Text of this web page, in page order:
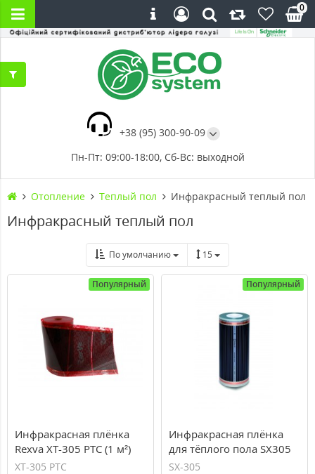
+38 (95) 300-90-09
Пн-Пт: 09:00-18:00, Сб-Вс: выходной
0
Отопление Теплый пол Инфракрасный теплый пол
Инфракрасный теплый пол
По умолчанию 15
Популярный
Инфракрасная плёнка
Rexva XT-305 PTC (1 м²)
XT-305 PTC
Популярный
Инфракрасная плёнка
для тёплого пола SX305
SolarX отрезная
SX-305